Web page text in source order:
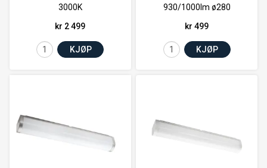
3000K
kr 2 499
KJØP
930/1000lm ø280
kr 499
KJØP